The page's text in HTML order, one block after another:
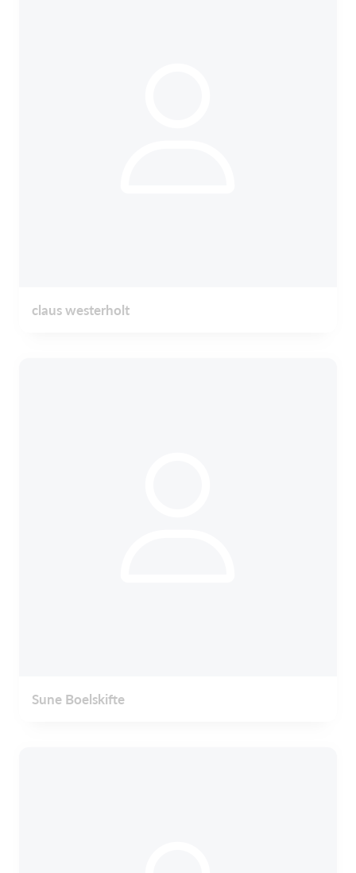
claus westerholt
Sune Boelskifte